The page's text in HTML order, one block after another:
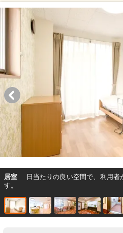
居室
日当たりの良い空間で、利用
す。